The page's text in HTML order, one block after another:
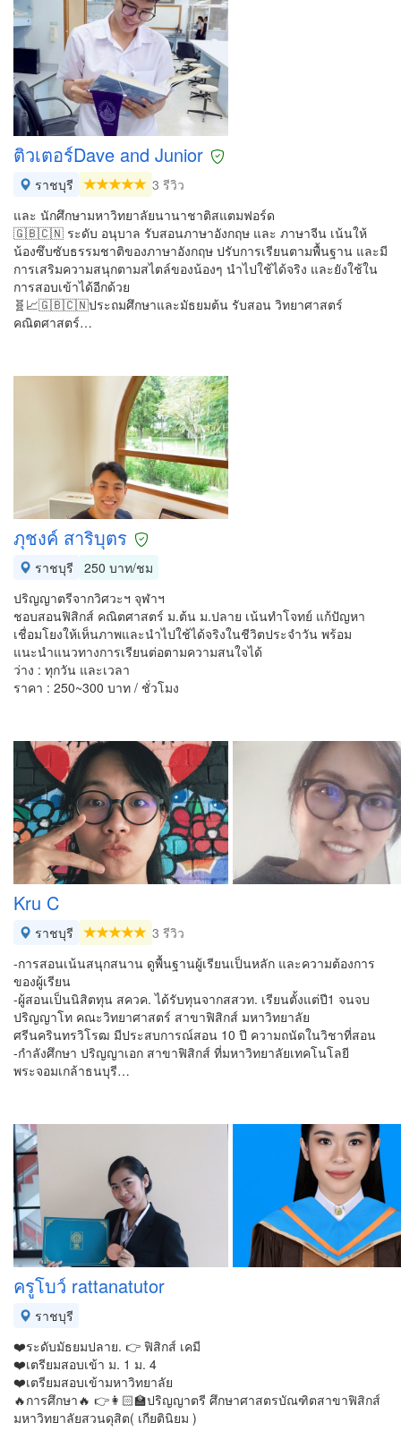
ติวเตอร์Dave and Junior
ราชบุรี
3 รีวิว
และ นักศึกษามหาวิทยาลัยนานาชาติสแตมฟอร์ด
🇬🇧🇨🇳 ระดับ อนุบาล รับสอนภาษาอังกฤษ และ ภาษาจีน เน้นให้
น้องซึบซับธรรมชาติของภาษาอังกฤษ ปรับการเรียนตามพื้นฐาน และมี
การเสริมความสนุกตามสไตล์ของน้องๆ นำไปใช้ได้จริง และยังใช้ใน
การสอบเข้าได้อีกด้วย
🧬📈🇬🇧🇨🇳ประถมศึกษาและมัธยมต้น รับสอน วิทยาศาสตร์
คณิตศาสตร์…
ภุชงค์ สาริบุตร
ราชบุรี
250 บาท/ชม
ปริญญาตรีจากวิศวะฯ จุฬาฯ
ชอบสอนฟิสิกส์ คณิตศาสตร์ ม.ต้น ม.ปลาย เน้นทำโจทย์ แก้ปัญหา
เชื่อมโยงให้เห็นภาพและนำไปใช้ได้จริงในชีวิตประจำวัน พร้อม
แนะนำแนวทางการเรียนต่อตามความสนใจได้
ว่าง : ทุกวัน และเวลา
ราคา : 250~300 บาท / ชั่วโมง
Kru C
ราชบุรี
3 รีวิว
-การสอนเน้นสนุกสนาน ดูพื้นฐานผู้เรียนเป็นหลัก และความต้องการ
ของผู้เรียน
-ผู้สอนเป็นนิสิตทุน สควค. ได้รับทุนจากสสวท. เรียนตั้งแต่ปี1 จนจบ
ปริญญาโท คณะวิทยาศาสตร์ สาขาฟิสิกส์ มหาวิทยาลัย
ศรีนครินทรวิโรฒ มีประสบการณ์สอน 10 ปี ความถนัดในวิชาที่สอน
-กำลังศึกษา ปริญญาเอก สาขาฟิสิกส์ ที่มหาวิทยาลัยเทคโนโลยี
พระจอมเกล้าธนบุรี…
ครูโบว์ rattanatutor
ราชบุรี
❤️ระดับมัธยมปลาย. 👉 ฟิสิกส์ เคมี
❤️เตรียมสอบเข้า ม. 1 ม. 4
❤️เตรียมสอบเข้ามหาวิทยาลัย
🔥การศึกษา🔥 👉👩🏻‍🏫ปริญญาตรี ศึกษาศาสตรบัณฑิตสาขาฟิสิกส์
มหาวิทยาลัยสวนดุสิต( เกียตินิยม )